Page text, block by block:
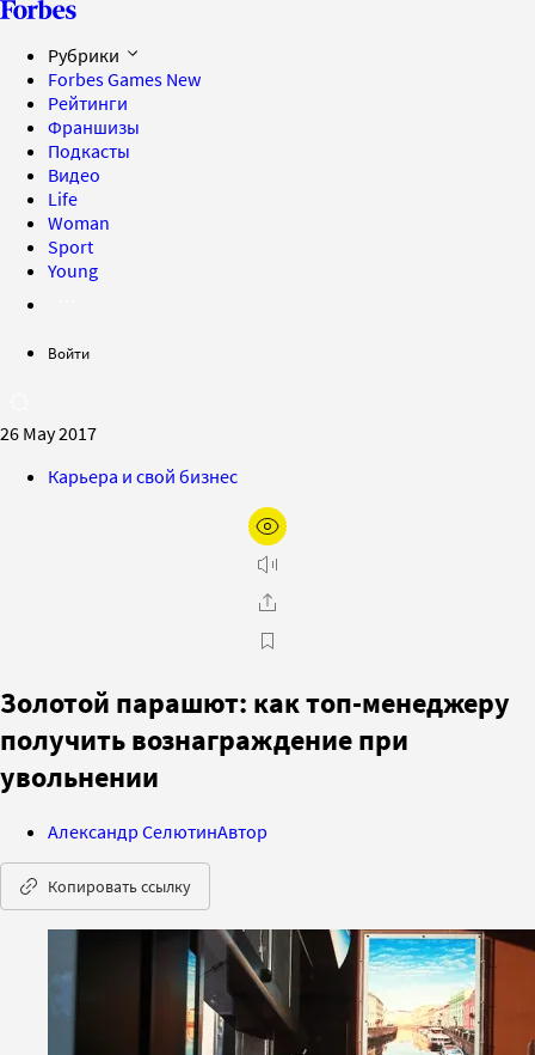
Рубрики
Forbes Games New
Рейтинги
Франшизы
Подкасты
Видео
Life
Woman
Sport
Young
Войти
26 May 2017
Карьера и свой бизнес
Золотой парашют: как топ-менеджеру
получить вознаграждение при
увольнении
Александр СелютинАвтор
Копировать ссылку